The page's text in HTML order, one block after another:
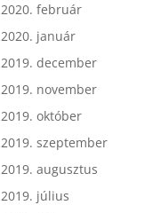
2020. február
2020. január
2019. december
2019. november
2019. október
2019. szeptember
2019. augusztus
2019. július